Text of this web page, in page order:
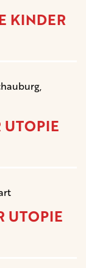
KINDER
UTOPIE
UTOPIE